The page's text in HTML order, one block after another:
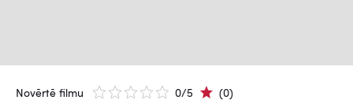
Novērtē filmu 0/5 (0)